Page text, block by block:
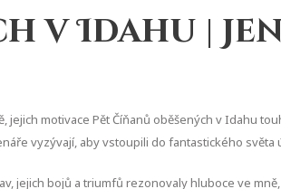
v Idahu |
motivace Pět Číňanů oběšených v Idahu
vyzývají, aby vstoupili do fantastického světa
jejich bojů a triumfů rezonovaly hluboce ve